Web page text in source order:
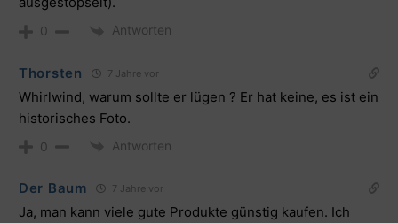
0 Antworten
Thorsten 7 Jahre vor
Whirlwind, warum sollte er lügen ? Er hat keine, es ist ein
historisches Foto.
0 Antworten
Der Baum 7 Jahre vor
Ja, man kann viele gute Produkte günstig kaufen. Ich